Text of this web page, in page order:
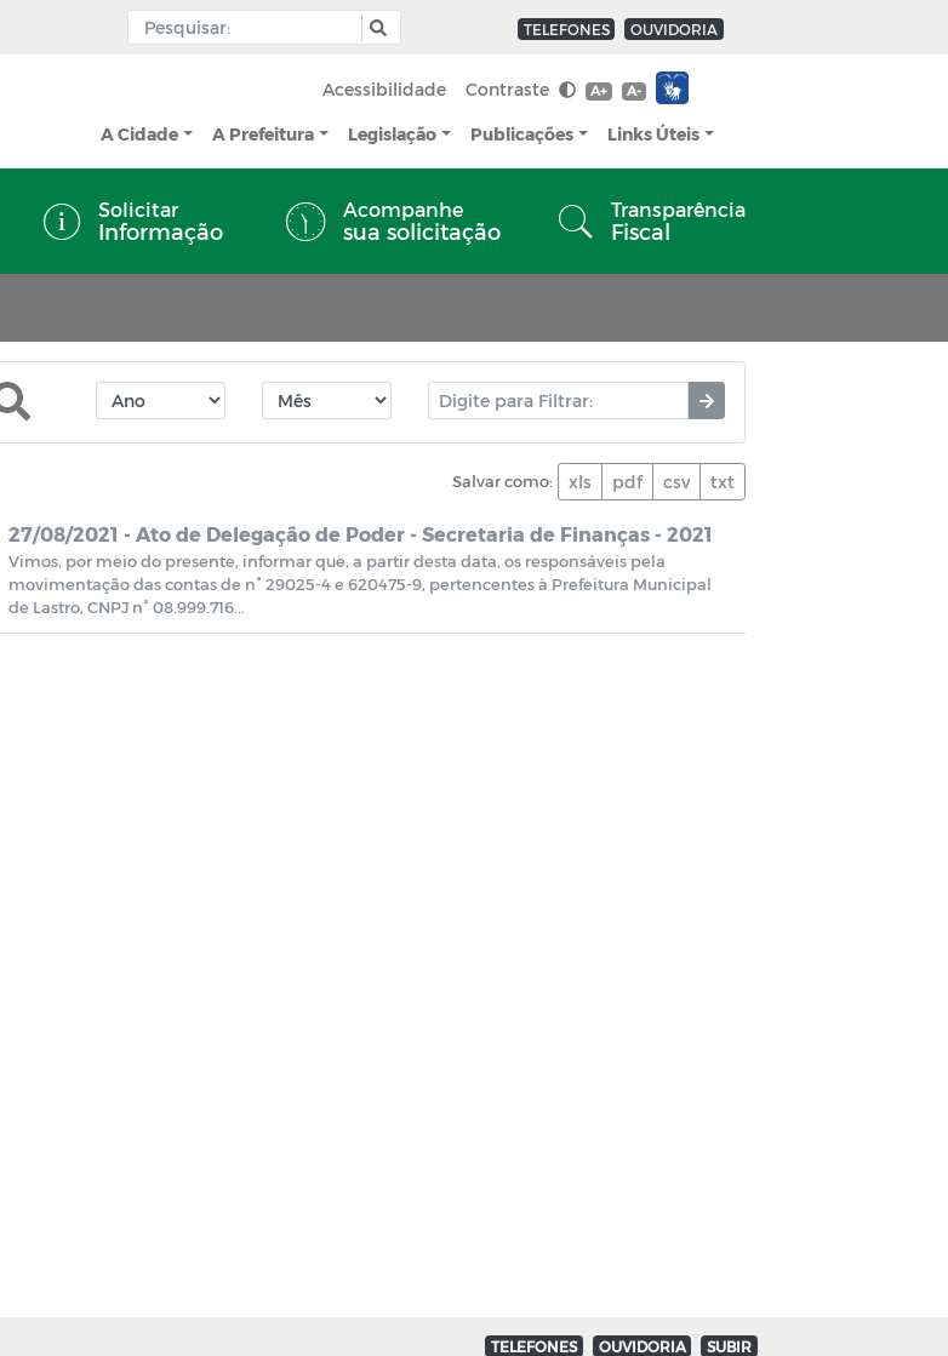
TELEFONES OUVIDORIA
Acessibilidade Contraste A+ A-
A Cidade A Prefeitura Legislação Publicações Links Úteis
Solicitar
Informação
Acompanhe
sua solicitação
Transparência
Fiscal
Salvar como: xls pdf csv txt
27/08/2021 - Ato de Delegação de Poder - Secretaria de Finanças - 2021
Vimos, por meio do presente, informar que, a partir desta data, os responsáveis pela
movimentação das contas de n° 29025-4 e 620475-9, pertencentes à Prefeitura Municipal
de Lastro, CNPJ n° 08.999.716...
TELEFONES OUVIDORIA SUBIR